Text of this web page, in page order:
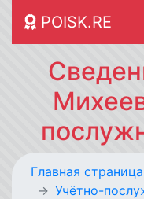
POISK.RE
Главная страница
Учётно-